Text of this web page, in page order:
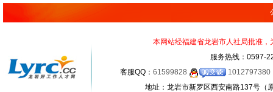
本网站经福建省龙岩市人社局批准
服务热线：0597-
客服QQ： 61599828
1012797380
地址：龙岩市新罗区西安南路137号（